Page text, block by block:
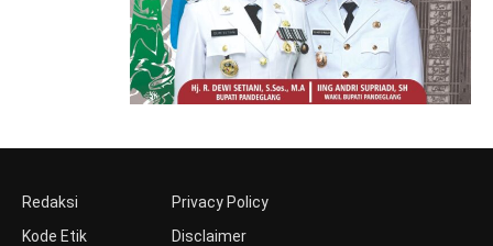
Redaksi
Kode Etik
Privacy Policy
Disclaimer